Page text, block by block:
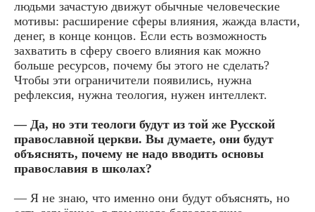
людьми зачастую движут обычные человеческие
мотивы: расширение сферы влияния, жажда власти,
денег, в конце концов. Если есть возможность
захватить в сферу своего влияния как можно
больше ресурсов, почему бы этого не сделать?
Чтобы эти ограничители появились, нужна
рефлексия, нужна теология, нужен интеллект.
— Да, но эти теологи будут из той же Русской
православной церкви. Вы думаете, они будут
объяснять, почему не надо вводить основы
православия в школах?
— Я не знаю, что именно они будут объяснять, но